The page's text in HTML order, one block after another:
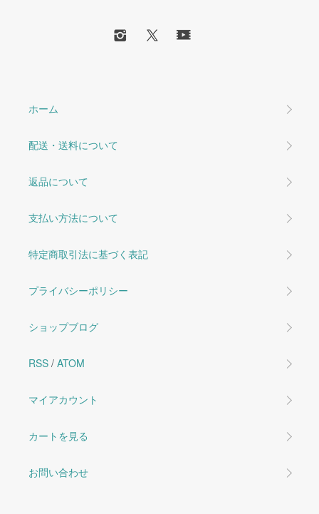
ホーム
配送・送料について
返品について
支払い方法について
特定商取引法に基づく表記
プライバシーポリシー
ショップブログ
RSS / ATOM
マイアカウント
カートを見る
お問い合わせ